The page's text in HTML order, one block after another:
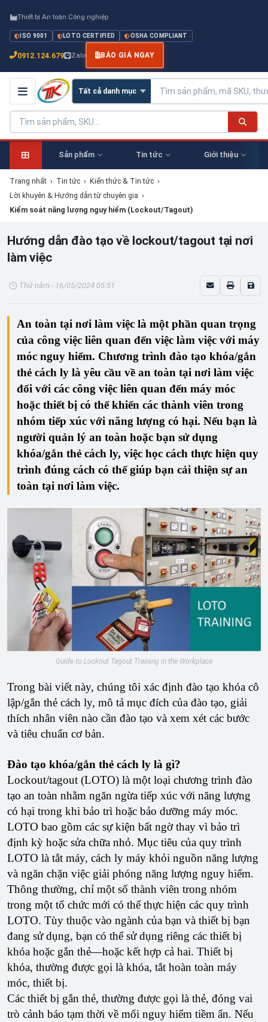
Thiết bị An toàn Công nghiệp
ISO 9001 LOTO CERTIFIED OSHA COMPLIANT
0912.124.679 Zalo BÁO GIÁ NGAY
Sản phẩm Tin tức Giới thiệu
Trang nhất › Tin tức › Kiến thức & Tin tức ›
Lời khuyên & Hướng dẫn từ chuyên gia ›
Kiểm soát năng lượng nguy hiểm (Lockout/Tagout)
Hướng dẫn đào tạo về lockout/tagout tại nơi
làm việc
Thứ năm - 16/05/2024 05:51
An toàn tại nơi làm việc là một phần quan trọng
của công việc liên quan đến việc làm việc với máy
móc nguy hiểm. Chương trình đào tạo khóa/gắn
thẻ cách ly là yêu cầu về an toàn tại nơi làm việc
đối với các công việc liên quan đến máy móc
hoặc thiết bị có thể khiến các thành viên trong
nhóm tiếp xúc với năng lượng có hại. Nếu bạn là
người quản lý an toàn hoặc bạn sử dụng
khóa/gắn thẻ cách ly, việc học cách thực hiện quy
trình đúng cách có thể giúp bạn cải thiện sự an
toàn tại nơi làm việc.
Guide to Lockout Tagout Training in the Workplace
Trong bài viết này, chúng tôi xác định đào tạo khóa cô
lập/gắn thẻ cách ly, mô tả mục đích của đào tạo, giải
thích nhân viên nào cần đào tạo và xem xét các bước
và tiêu chuẩn cơ bản.
Đào tạo khóa/gắn thẻ cách ly là gì?
Lockout/tagout (LOTO) là một loại chương trình đào
tạo an toàn nhằm ngăn ngừa tiếp xúc với năng lượng
có hại trong khi bảo trì hoặc bảo dưỡng máy móc.
LOTO bao gồm các sự kiện bất ngờ thay vì bảo trì
định kỳ hoặc sửa chữa nhỏ. Mục tiêu của quy trình
LOTO là tắt máy, cách ly máy khỏi nguồn năng lượng
và ngăn chặn việc giải phóng năng lượng nguy hiểm.
Thông thường, chỉ một số thành viên trong nhóm
trong một tổ chức mới có thể thực hiện các quy trình
LOTO. Tùy thuộc vào ngành của bạn và thiết bị bạn
đang sử dụng, bạn có thể sử dụng riêng các thiết bị
khóa hoặc gắn thẻ—hoặc kết hợp cả hai. Thiết bị
khóa, thường được gọi là khóa, tắt hoàn toàn máy
móc, thiết bị.
Các thiết bị gắn thẻ, thường được gọi là thẻ, đóng vai
trò cảnh báo tạm thời về mối nguy hiểm tiềm ẩn. Nếu